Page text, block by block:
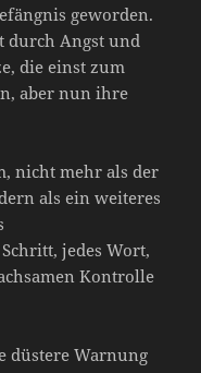
geworden.
durch Angst und
die einst zum
aber nun ihre
nicht mehr als der
als ein weiteres
jedes Wort,
Kontrolle
düstere Warnung